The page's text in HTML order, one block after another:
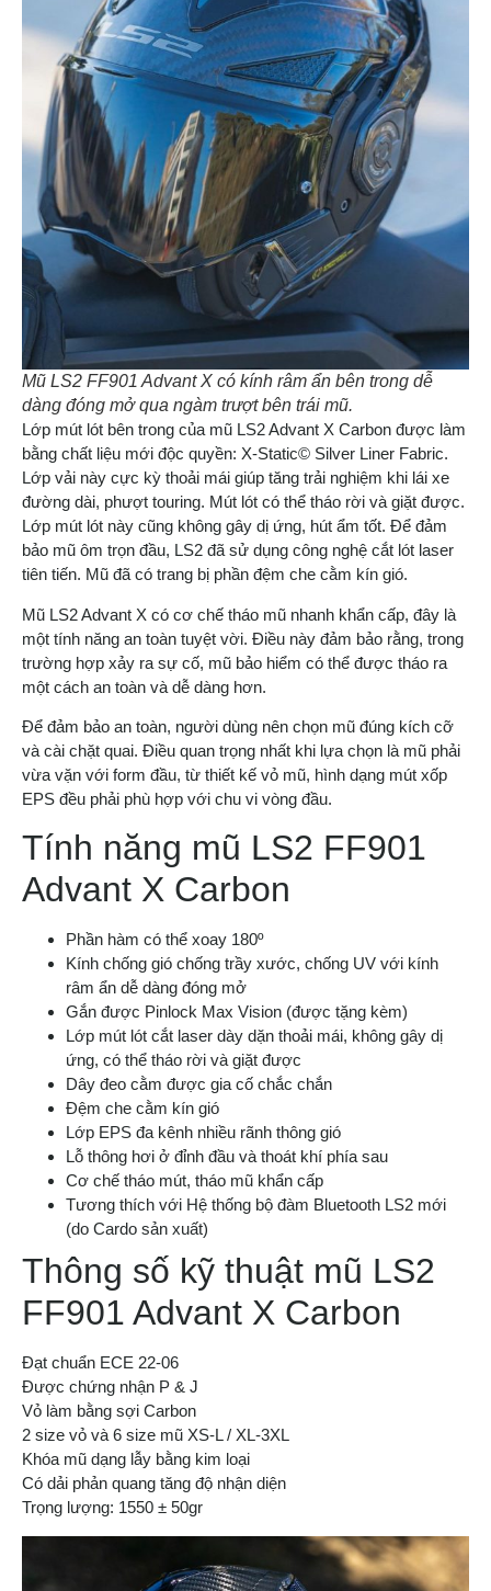
Mũ LS2 FF901 Advant X có kính râm ẩn bên trong dễ
dàng đóng mở qua ngàm trượt bên trái mũ.
Lớp mút lót bên trong của mũ LS2 Advant X Carbon được làm
bằng chất liệu mới độc quyền: X-Static© Silver Liner Fabric.
Lớp vải này cực kỳ thoải mái giúp tăng trải nghiệm khi lái xe
đường dài, phượt touring. Mút lót có thể tháo rời và giặt được.
Lớp mút lót này cũng không gây dị ứng, hút ẩm tốt. Để đảm
bảo mũ ôm trọn đầu, LS2 đã sử dụng công nghệ cắt lót laser
tiên tiến. Mũ đã có trang bị phần đệm che cằm kín gió.
Mũ LS2 Advant X có cơ chế tháo mũ nhanh khẩn cấp, đây là
một tính năng an toàn tuyệt vời. Điều này đảm bảo rằng, trong
trường hợp xảy ra sự cố, mũ bảo hiểm có thể được tháo ra
một cách an toàn và dễ dàng hơn.
Để đảm bảo an toàn, người dùng nên chọn mũ đúng kích cỡ
và cài chặt quai. Điều quan trọng nhất khi lựa chọn là mũ phải
vừa vặn với form đầu, từ thiết kế vỏ mũ, hình dạng mút xốp
EPS đều phải phù hợp với chu vi vòng đầu.
Tính năng mũ LS2 FF901
Advant X Carbon
Phần hàm có thể xoay 180º
Kính chống gió chống trầy xước, chống UV với kính
râm ẩn dễ dàng đóng mở
Gắn được Pinlock Max Vision (được tặng kèm)
Lớp mút lót cắt laser dày dặn thoải mái, không gây dị
ứng, có thể tháo rời và giặt được
Dây đeo cằm được gia cố chắc chắn
Đệm che cằm kín gió
Lớp EPS đa kênh nhiều rãnh thông gió
Lỗ thông hơi ở đỉnh đầu và thoát khí phía sau
Cơ chế tháo mút, tháo mũ khẩn cấp
Tương thích với Hệ thống bộ đàm Bluetooth LS2 mới
(do Cardo sản xuất)
Thông số kỹ thuật mũ LS2
FF901 Advant X Carbon
Đạt chuẩn ECE 22-06
Được chứng nhận P & J
Vỏ làm bằng sợi Carbon
2 size vỏ và 6 size mũ XS-L / XL-3XL
Khóa mũ dạng lẫy bằng kim loại
Có dải phản quang tăng độ nhận diện
Trọng lượng: 1550 ± 50gr